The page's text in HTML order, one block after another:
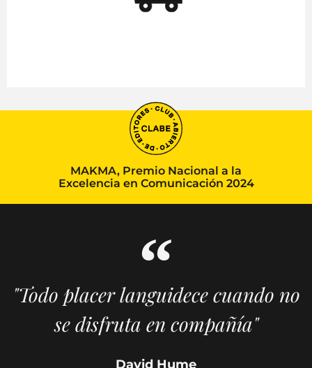
MAKMA, Premio Nacional a la
Excelencia en Comunicación 2024
"Todo placer languidece cuando no
se disfruta en compañía"
David Hume